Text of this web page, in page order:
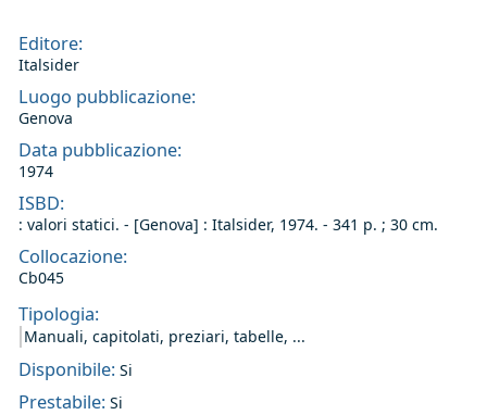
Editore:
Italsider
Luogo pubblicazione:
Genova
Data pubblicazione:
1974
ISBD:
: valori statici. - [Genova] : Italsider, 1974. - 341 p. ; 30 cm.
Collocazione:
Cb045
Tipologia:
Manuali, capitolati, preziari, tabelle, ...
Disponibile: Si
Prestabile: Si